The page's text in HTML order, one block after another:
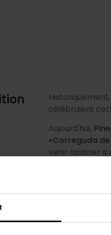
célébraient
Aujourd'hui,
«Correguda
venir assister
Tradition,